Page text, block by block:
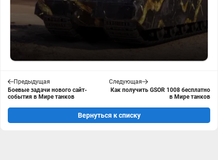
Предыдущая
Боевые задачи нового сайт-
события в Мире танков
Следующая
Как получить GSOR 1008 бесплатно
в Мире танков
Вернуться к списку